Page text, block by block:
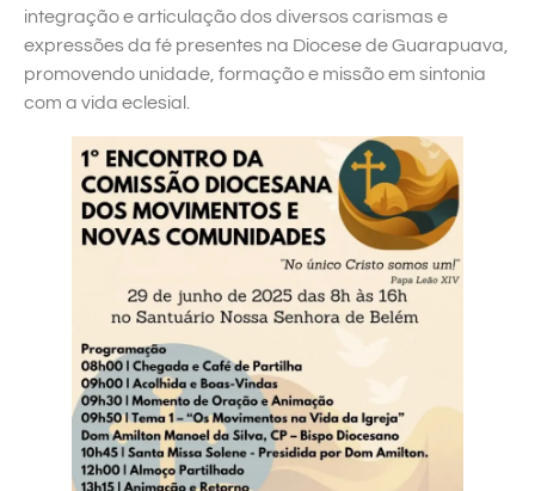
integração e articulação dos diversos carismas e
expressões da fé presentes na Diocese de Guarapuava,
promovendo unidade, formação e missão em sintonia
com a vida eclesial.